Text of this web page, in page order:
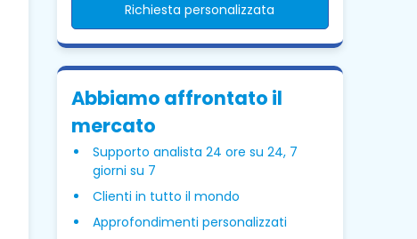
Richiesta personalizzata
Abbiamo affrontato il
mercato
Supporto analista 24 ore su 24, 7
giorni su 7
Clienti in tutto il mondo
Approfondimenti personalizzati